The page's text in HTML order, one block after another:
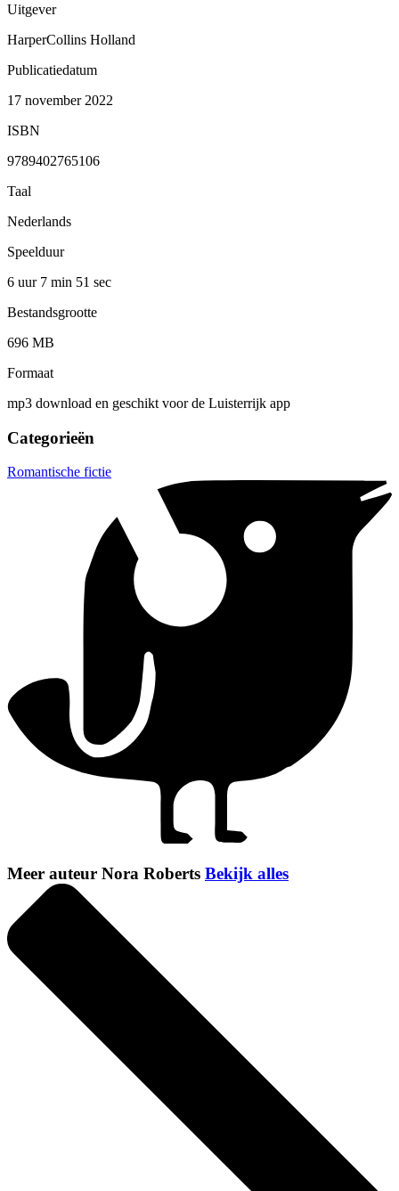
Uitgever
HarperCollins Holland
Publicatiedatum
17 november 2022
ISBN
9789402765106
Taal
Nederlands
Speelduur
6 uur 7 min 51 sec
Bestandsgrootte
696 MB
Formaat
mp3 download en geschikt voor de Luisterrijk app
Categorieën
Romantische fictie
Meer auteur Nora Roberts Bekijk alles